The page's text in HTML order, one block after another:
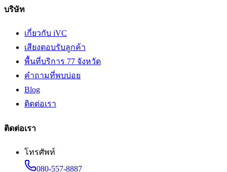
บริษัท
เกี่ยวกับ iVC
เสียงตอบรับลูกค้า
พื้นที่บริการ 77 จังหวัด
คำถามที่พบบ่อย
Blog
ติดต่อเรา
ติดต่อเรา
โทรศัพท์
080-557-8887